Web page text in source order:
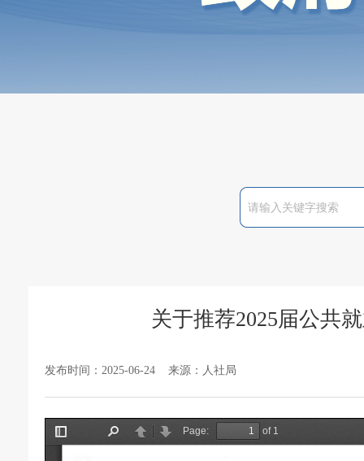
关于推荐2025届公共
发布时间：2025-06-24 来源：人社局